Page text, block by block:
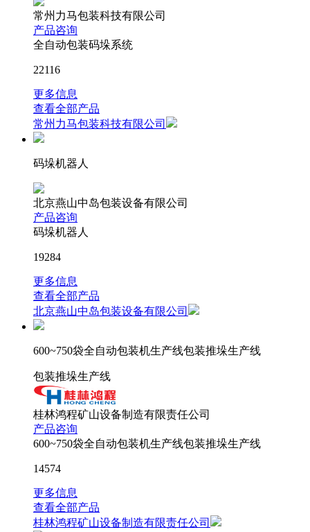
常州力马包装科技有限公司
产品咨询
全自动包装码垛系统
22116
更多信息
查看全部产品
常州力马包装科技有限公司
码垛机器人
北京燕山中岛包装设备有限公司
产品咨询
码垛机器人
19284
更多信息
查看全部产品
北京燕山中岛包装设备有限公司
600~750袋全自动包装机生产线包装推垛生产线
包装推垛生产线
桂林鸿程矿山设备制造有限责任公司
产品咨询
600~750袋全自动包装机生产线包装推垛生产线
14574
更多信息
查看全部产品
桂林鸿程矿山设备制造有限责任公司